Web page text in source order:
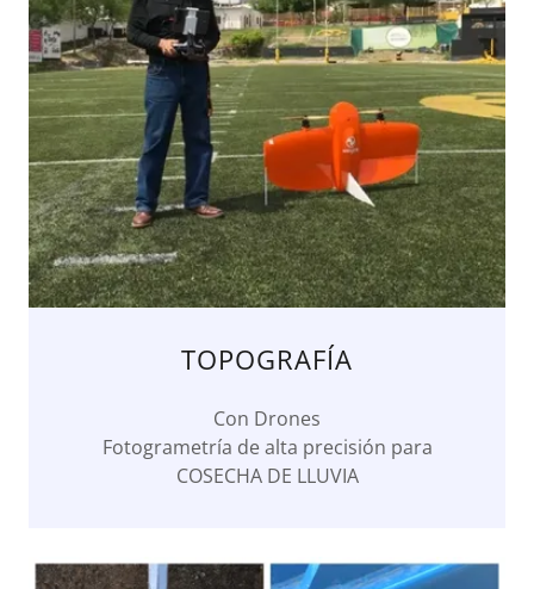
TOPOGRAFÍA
Con Drones
Fotogrametría de alta precisión para
COSECHA DE LLUVIA